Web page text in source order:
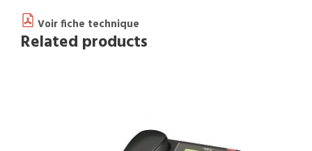
Voir fiche technique
Related products